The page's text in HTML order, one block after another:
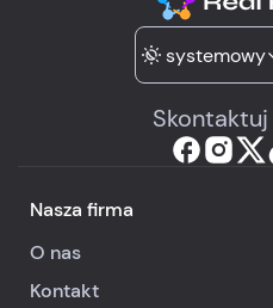
systemowy
Nasza firma
O nas
Kontakt